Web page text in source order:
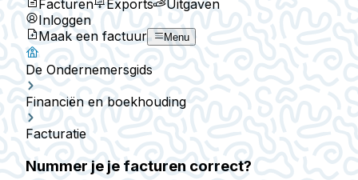
Facturen Exports
Uitgaven
Inloggen
Maak een factuur
Menu
De Ondernemersgids
Financiën en boekhouding
Facturatie
Nummer je je facturen correct?